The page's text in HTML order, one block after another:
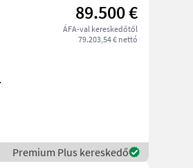
89.500 €
ÁFA-val kereskedőtől
79.203,54 € nettó
Premium Plus kereskedő